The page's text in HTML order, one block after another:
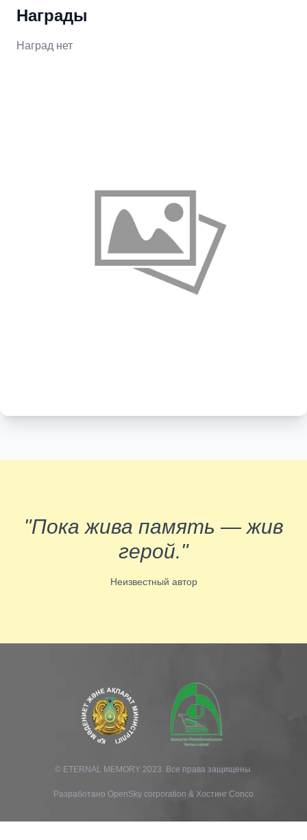
Награды
Наград нет
"Пока жива память — жив
герой."
Неизвестный автор
© ETERNAL MEMORY 2023. Все права защищены.
Разработано OpenSky corporation & Хостинг Conco